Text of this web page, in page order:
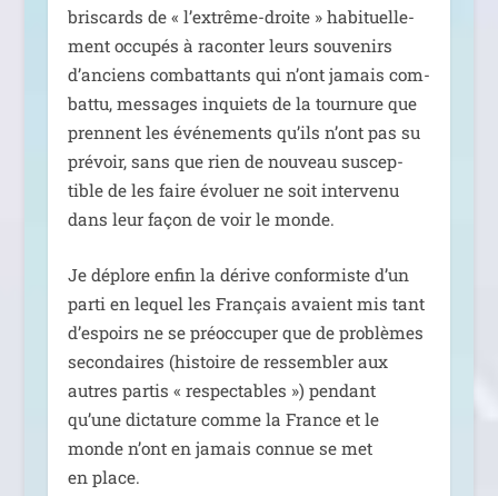
bris­cards de « l’ex­trême-droite » habi­tuel­le­
ment occu­pés à racon­ter leurs sou­ve­nirs
d’an­ciens com­bat­tants qui n’ont jamais com­
bat­tu, mes­sages inquiets de la tour­nure que
prennent les évé­ne­ments qu’ils n’ont pas su
pré­voir, sans que rien de nou­veau sus­cep­
tible de les faire évo­luer ne soit inter­ve­nu
dans leur façon de voir le monde.
Je déplore enfin la dérive confor­miste d’un
par­ti en lequel les Français avaient mis tant
d’es­poirs ne se pré­oc­cu­per que de pro­blèmes
secon­daires (his­toire de res­sem­bler aux
autres par­tis « res­pec­tables ») pen­dant
qu’une dic­ta­ture comme la France et le
monde n’ont en jamais connue se met
en place.